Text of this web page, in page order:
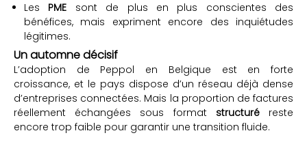
Les PME sont de plus en plus conscientes des
bénéfices, mais expriment encore des inquiétudes
légitimes.
Un automne décisif
L’adoption de Peppol en Belgique est en forte
croissance, et le pays dispose d’un réseau déjà dense
d’entreprises connectées. Mais la proportion de factures
réellement échangées sous format structuréreste
encore trop faible pour garantir une transition fluide.